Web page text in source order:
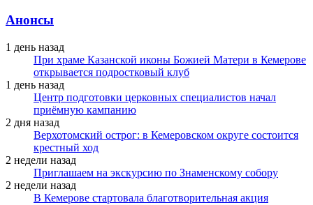
Анонсы
1 день назад
При храме Казанской иконы Божией Матери в Кемерове
открывается подростковый клуб
1 день назад
Центр подготовки церковных специалистов начал
приёмную кампанию
2 дня назад
Верхотомский острог: в Кемеровском округе состоится
крестный ход
2 недели назад
Приглашаем на экскурсию по Знаменскому собору
2 недели назад
В Кемерове стартовала благотворительная акция